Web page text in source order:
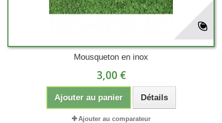
Mousqueton en inox
3,00 €
Ajouter au panier Détails
Ajouter au comparateur